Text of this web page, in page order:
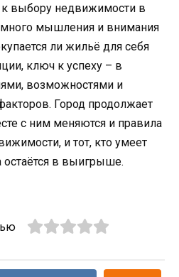
выбору недвижимости в
мышления и внимания
ли жильё для себя
ключ к успеху – в
возможностями и
Город продолжает
с ним меняются и правила
и тот, кто умеет
остаётся в выигрыше.